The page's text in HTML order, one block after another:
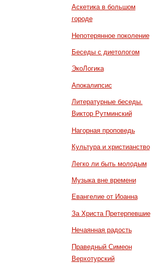
Аскетика в большом
городе
Непотерянное поколение
Беседы с диетологом
ЭкоЛогика
Апокалипсис
Литературные беседы.
Виктор Рутминский
Нагорная проповедь
Культура и христианство
Легко ли быть молодым
Музыка вне времени
Евангелие от Иоанна
За Христа Претерпевшие
Нечаянная радость
Праведный Симеон
Верхотурский